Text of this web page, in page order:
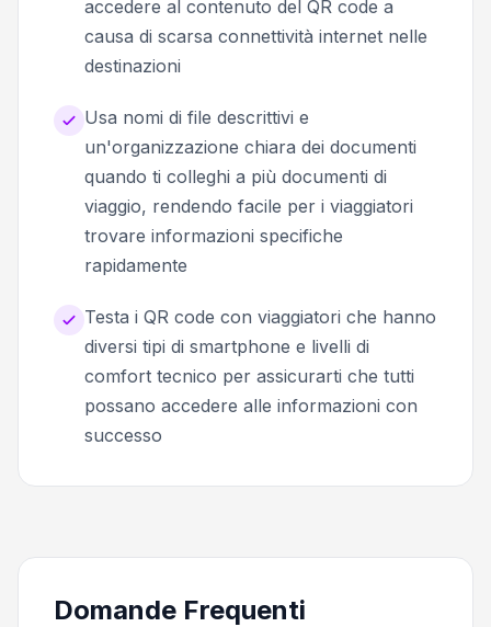
accedere al contenuto del QR code a
causa di scarsa connettività internet nelle
destinazioni
Usa nomi di file descrittivi e
un'organizzazione chiara dei documenti
quando ti colleghi a più documenti di
viaggio, rendendo facile per i viaggiatori
trovare informazioni specifiche
rapidamente
Testa i QR code con viaggiatori che hanno
diversi tipi di smartphone e livelli di
comfort tecnico per assicurarti che tutti
possano accedere alle informazioni con
successo
Domande Frequenti